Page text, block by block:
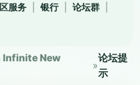
服务 银行 论坛群
Infinite New
»
论坛提
示